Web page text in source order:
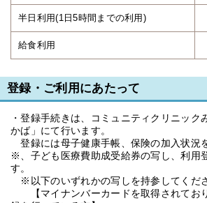
半日利用(1日5時間までの利用)
給食利用
登録・ご利用にあたって
・登録手続きは、コミュニティクリニック
かば」にて行います。
登録には母子健康手帳、保険の加入状況
※、子ども医療費助成受給券の写し、利用
す。
※以下のいずれかの写しを持参してくださ
【マイナンバーカードを取得されてお